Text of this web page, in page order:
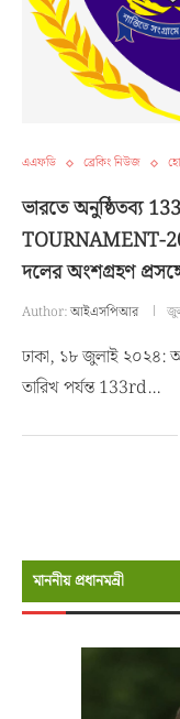
এএফডি ব্রেকিং নিউজ
ভারতে অনুষ্ঠিতব্য
TOURNAMENT-
দলের অংশগ্রহণ
Author:আইএসপিআর
ঢাকা, ১৮ জুলাই
তারিখ পর্যন্ত 133rd…
মাননীয় প্রধানমন্রী